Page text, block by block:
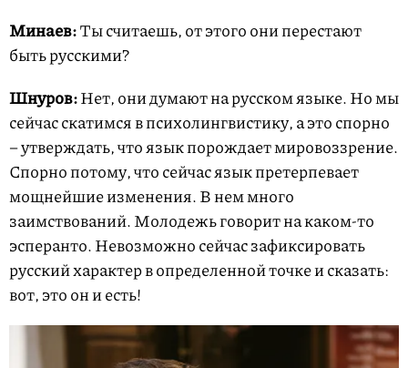
Минаев:Ты считаешь, от этого они перестают
быть русскими?
Шнуров:Нет, они думают на русском языке. Но мы
сейчас скатимся в психолингвистику, а это спорно
– утверждать, что язык порождает мировоззрение.
Спорно потому, что сейчас язык претерпевает
мощнейшие изменения. В нем много
заимствований. Молодежь говорит на каком-то
эсперанто. Невозможно сейчас зафиксировать
русский характер в определенной точке и сказать:
вот, это он и есть!